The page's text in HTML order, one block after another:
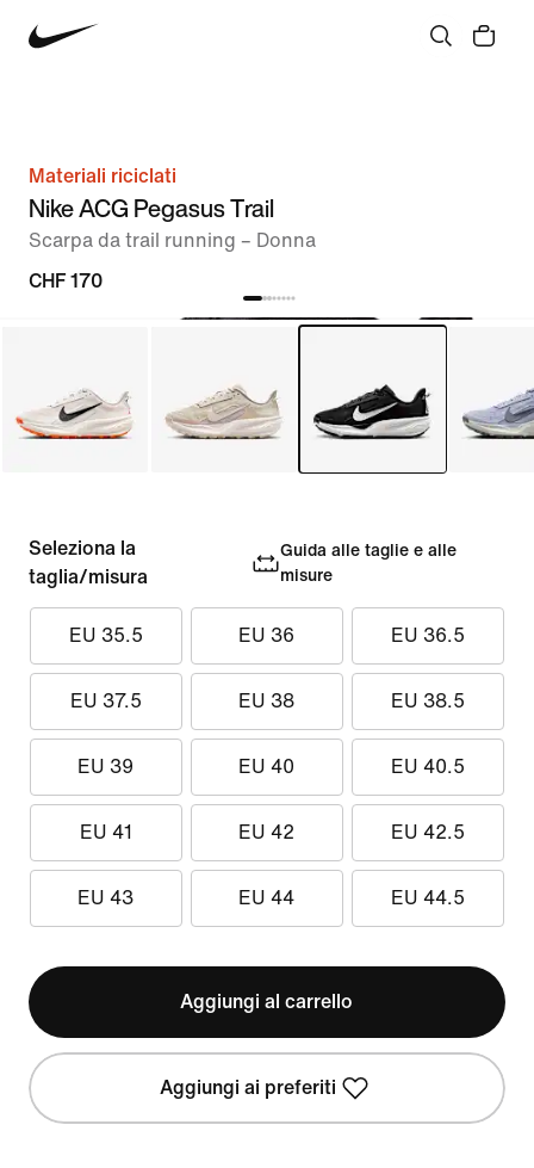
Materiali riciclati
Nike ACG Pegasus Trail
Scarpa da trail running – Donna
CHF 170
Seleziona la
taglia/misura
Guida alle taglie e alle
misure
EU 35.5 EU 36 EU 36.5
EU 37.5 EU 38 EU 38.5
EU 39 EU 40 EU 40.5
EU 41 EU 42 EU 42.5
EU 43 EU 44 EU 44.5
Aggiungi al carrello
Aggiungi ai preferiti